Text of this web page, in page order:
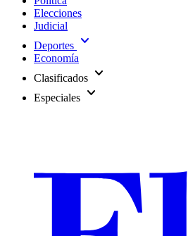
Elecciones
Judicial
Deportes expand_more
Economía
Clasificados expand_more
Especiales expand_more